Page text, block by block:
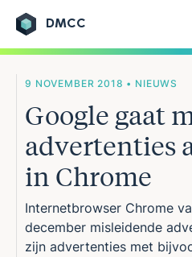
DMCC
9 NOVEMBER 2018 • NIEUWS
Google gaat
advertenties
in Chrome
Internetbrowser Chrome
december misleidende
zijn advertenties met